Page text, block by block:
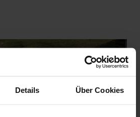
Details Über Cookies